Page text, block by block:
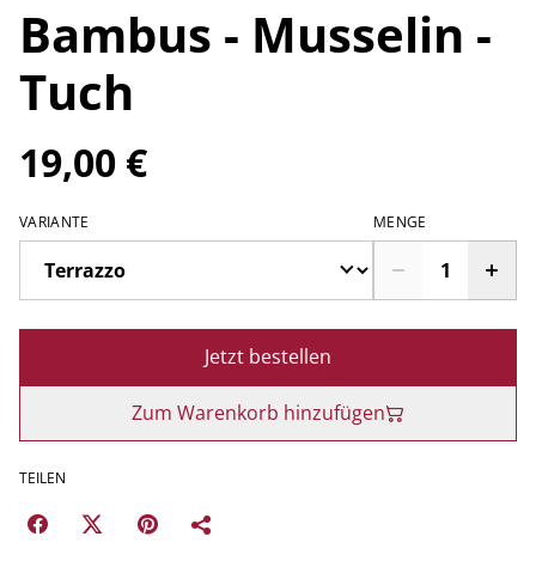
Bambus - Musselin -
Tuch
19,00 €
VARIANTE MENGE
Jetzt bestellen
Zum Warenkorb hinzufügen
TEILEN